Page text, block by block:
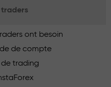
traders
ont besoin
de compte
trading